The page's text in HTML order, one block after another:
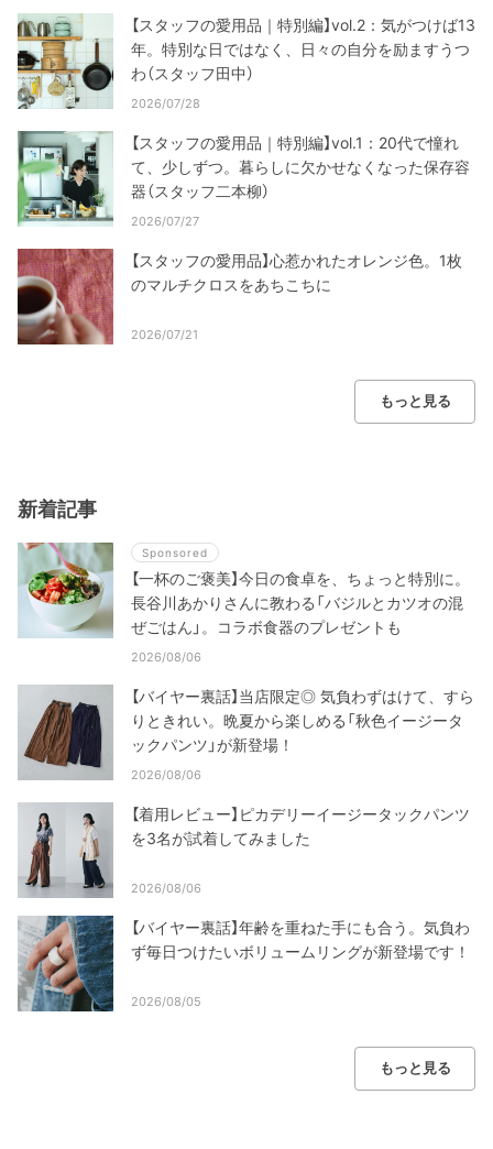
【スタッフの愛用品｜特別編】vol.2：気がつけば13
年。特別な日ではなく、日々の自分を励ますうつ
わ（スタッフ田中）
2026/07/28
【スタッフの愛用品｜特別編】vol.1：20代で憧れ
て、少しずつ。暮らしに欠かせなくなった保存容
器（スタッフ二本柳）
2026/07/27
【スタッフの愛用品】心惹かれたオレンジ色。1枚
のマルチクロスをあちこちに
2026/07/21
もっと見る
新着記事
Sponsored
【一杯のご褒美】今日の食卓を、ちょっと特別に。
長谷川あかりさんに教わる「バジルとカツオの混
ぜごはん」。コラボ食器のプレゼントも
2026/08/06
【バイヤー裏話】当店限定◎ 気負わずはけて、すら
りときれい。晩夏から楽しめる「秋色イージータ
ックパンツ」が新登場！
2026/08/06
【着用レビュー】ピカデリーイージータックパンツ
を3名が試着してみました
2026/08/06
【バイヤー裏話】年齢を重ねた手にも合う。気負わ
ず毎日つけたいボリュームリングが新登場です！
2026/08/05
もっと見る